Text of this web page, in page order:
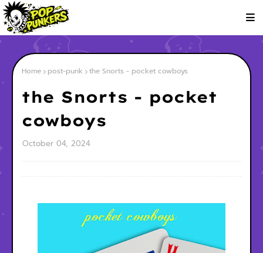
Home post-punk the Snorts - pocket cowboys
the Snorts - pocket
cowboys
October 04, 2024